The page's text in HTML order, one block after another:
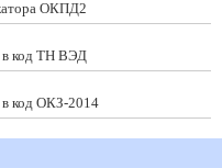
ОКПД2
в код ТН ВЭД
в код ОКЗ-2014